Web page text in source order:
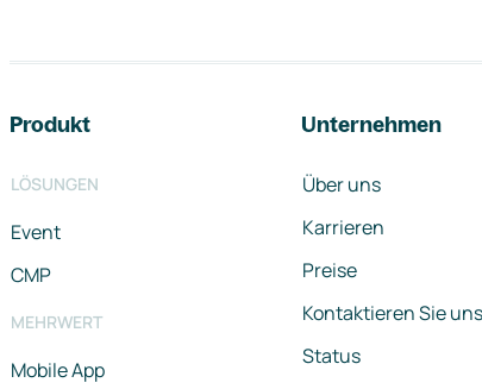
Produkt
LÖSUNGEN
Event
CMP
MEHRWERT
Mobile App
Unternehmen
Über uns
Karrieren
Preise
Kontaktieren Sie uns
Status